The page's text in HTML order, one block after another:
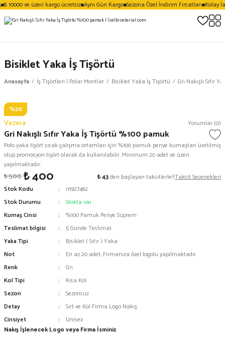
₺ 10000 ve üzeri kargo ücretsiz Aynı Gün Kargo Sezona Özel İndirim Fırsatları Kolay
Bisiklet Yaka İş Tişörtü
Anasayfa İş Tişörtleri | Polar Montlar Bisiklet Yaka İş Tişörtü Gri Nakışlı Sıfır
%20
Vezera Yorumlar (0)
Gri Nakışlı Sıfır Yaka İş Tişörtü %100 pamuk
Polo yaka tişört sıcak çalışma ortamları için %100 pamuk penye kumaştan üretilmiş
olup promosyon tişört olarak da kullanılabilir. Minimum 20 adet ve üzeri
yapılmaktadır.
₺ 500₺ 400 ₺ 43den başlayan taksitlerle!!Taksit Seçenekleri
Stok Kodu
nt927462
Stok Durumu
Stokta var
Kumaş Cinsi
%100 Pamuk Penye Süprem
Teslimat bilgisi
5 Günde Teslimat
Yaka Tipi
Bisiklet ( Sıfır ) Yaka
Not
En az 20 adet; Firmanıza özel logolu yapılmaktadır.
Renk
Gri
Kol Tipi
Kısa Kol
Sezon
Sezonsuz
Detay
Sırt ve Kol Firma Logo Nakış
Cinsiyet
Unisex
Nakış İşlenecek Logo veya Firma İsminiz